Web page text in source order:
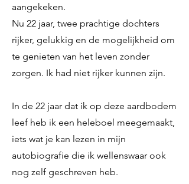
aangekeken.
Nu 22 jaar, twee prachtige dochters
rijker, gelukkig en de mogelijkheid om
te genieten van het leven zonder
zorgen. Ik had niet rijker kunnen zijn.
In de 22 jaar dat ik op deze aardbodem
leef heb ik een heleboel meegemaakt,
iets wat je kan lezen in mijn
autobiografie die ik wellenswaar ook
nog zelf geschreven heb.